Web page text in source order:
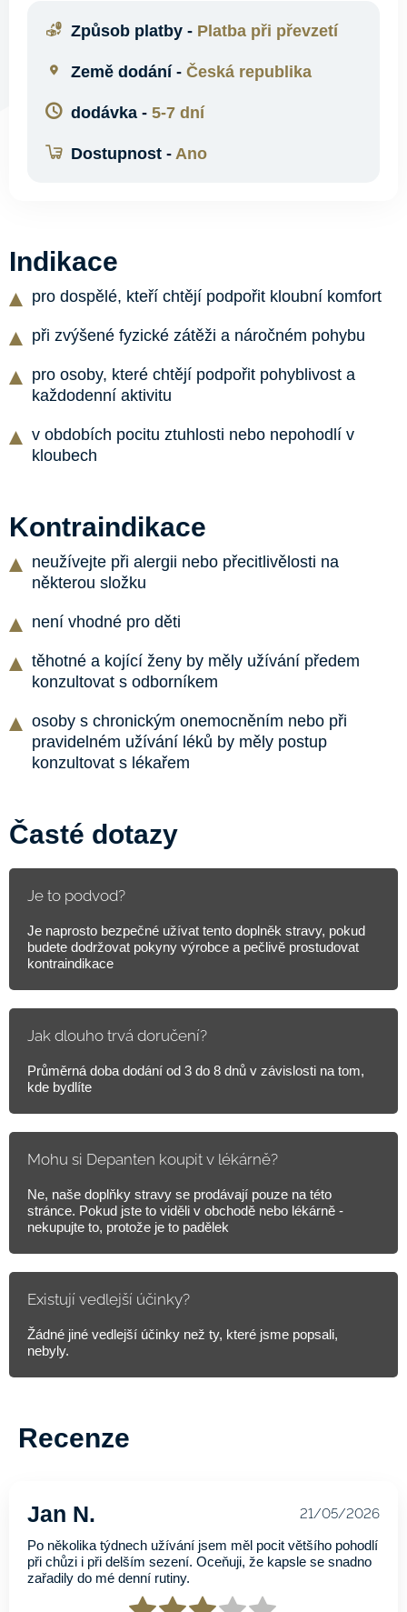
Způsob platby - Platba při převzetí
Země dodání - Česká republika
dodávka - 5-7 dní
Dostupnost - Ano
Indikace
pro dospělé, kteří chtějí podpořit kloubní komfort
při zvýšené fyzické zátěži a náročném pohybu
pro osoby, které chtějí podpořit pohyblivost a
každodenní aktivitu
v obdobích pocitu ztuhlosti nebo nepohodlí v
kloubech
Kontraindikace
neužívejte při alergii nebo přecitlivělosti na
některou složku
není vhodné pro děti
těhotné a kojící ženy by měly užívání předem
konzultovat s odborníkem
osoby s chronickým onemocněním nebo při
pravidelném užívání léků by měly postup
konzultovat s lékařem
Časté dotazy
Je to podvod?
Je naprosto bezpečné užívat tento doplněk stravy, pokud
budete dodržovat pokyny výrobce a pečlivě prostudovat
kontraindikace
Jak dlouho trvá doručení?
Průměrná doba dodání od 3 do 8 dnů v závislosti na tom,
kde bydlíte
Mohu si Depanten koupit v lékárně?
Ne, naše doplňky stravy se prodávají pouze na této
stránce. Pokud jste to viděli v obchodě nebo lékárně -
nekupujte to, protože je to padělek
Existují vedlejší účinky?
Žádné jiné vedlejší účinky než ty, které jsme popsali,
nebyly.
Recenze
Jan N. 21/05/2026
Po několika týdnech užívání jsem měl pocit většího pohodlí
při chůzi i při delším sezení. Oceňuji, že kapsle se snadno
zařadily do mé denní rutiny.